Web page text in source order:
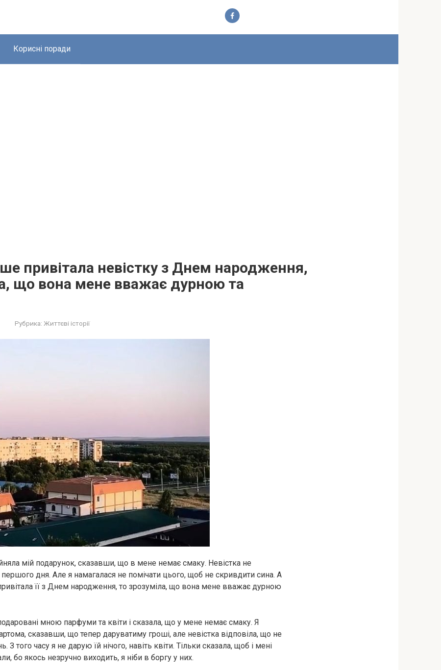
Корисні поради
привітала невістку з Днем народження,
що вона мене вважає дурною та
Рубрика: Життєві історії
мій подарунок, сказавши, що в мене немає смаку. Невістка не
дня. Але я намагалася не помічати цього, щоб не скривдити сина. А
її з Днем народження, то зрозуміла, що вона мене вважає дурною
мною парфуми та квіти і сказала, що у мене немає смаку. Я
сказавши, що тепер даруватиму гроші, але невістка відповіла, що не
З того часу я не дарую їй нічого, навіть квіти. Тільки сказала, щоб і мені
бо якось незручно виходить, я ніби в боргу у них.